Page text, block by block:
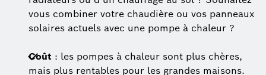
vous combiner votre chaudière ou vos panneaux
solaires actuels avec une pompe à chaleur ?
Coût : les pompes à chaleur sont plus chères,
mais plus rentables pour les grandes maisons.